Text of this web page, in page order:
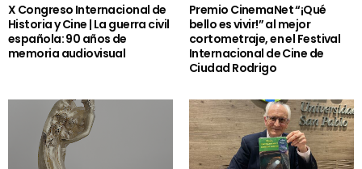
X Congreso Internacional de
Historia y Cine | La guerra civil
española: 90 años de
memoria audiovisual
Premio CinemaNet “¡Qué
bello es vivir!” al mejor
cortometraje, en el Festival
Internacional de Cine de
Ciudad Rodrigo